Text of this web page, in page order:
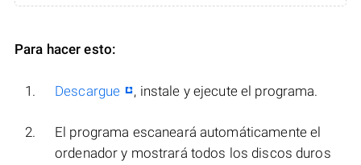
Para hacer esto:
Descargue , instale y ejecute el programa.
El programa escaneará automáticamente el
ordenador y mostrará todos los discos duros